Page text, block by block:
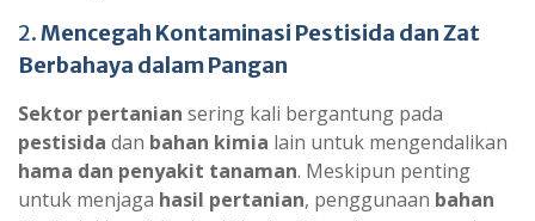
2.Mencegah Kontaminasi Pestisida dan Zat
Berbahaya dalam Pangan
Sektor pertanian sering kali bergantung pada
pestisida dan bahan kimia lain untuk mengendalikan
hama dan penyakit tanaman. Meskipun penting
untuk menjaga hasil pertanian, penggunaan bahan